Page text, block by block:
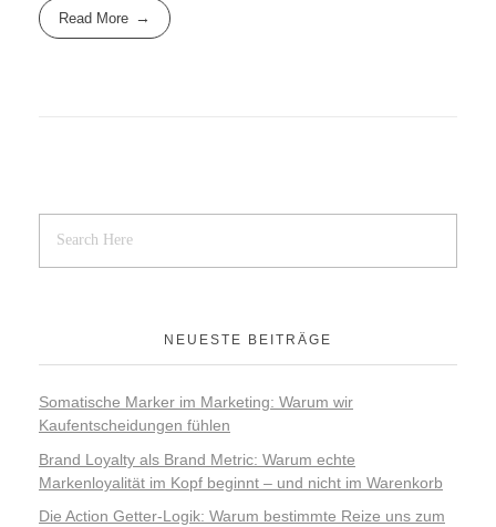
Read More
NEUESTE BEITRÄGE
Somatische Marker im Marketing: Warum wir
Kaufentscheidungen fühlen
Brand Loyalty als Brand Metric: Warum echte
Markenloyalität im Kopf beginnt – und nicht im Warenkorb
Die Action Getter-Logik: Warum bestimmte Reize uns zum